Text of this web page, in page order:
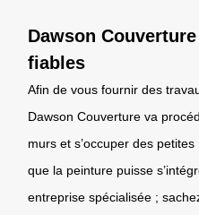
Dawson
fiables
Afin de vous fournir des
Dawson Couverture va
murs et s’occuper des
que la peinture puisse
entreprise spécialisée ;